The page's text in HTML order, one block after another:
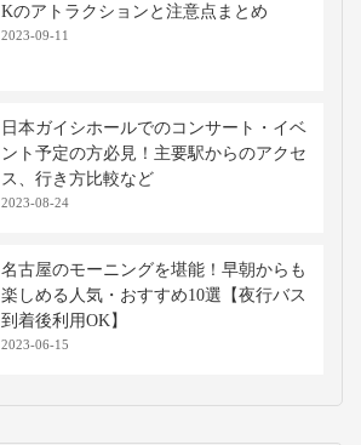
Kのアトラクションと注意点まとめ
2023-09-11
日本ガイシホールでのコンサート・イベ
ント予定の方必見！主要駅からのアクセ
ス、行き方比較など
2023-08-24
名古屋のモーニングを堪能！早朝からも
楽しめる人気・おすすめ10選【夜行バス
到着後利用OK】
2023-06-15